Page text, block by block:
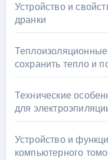
Устройство и
дранки
сохранить тепло и
Технические
для
Устройство и
компьютерного